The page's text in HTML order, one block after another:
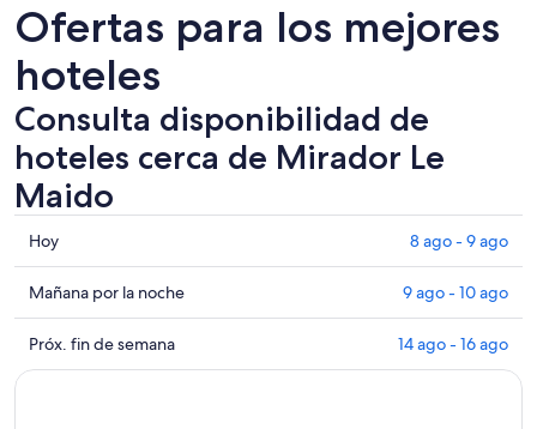
Ofertas para los mejores
hoteles
Consulta disponibilidad de
hoteles cerca de Mirador Le
Maido
Consultar
los
precios
cerca
de
Mirador
Hoy 8 ago - 9 ago
Consultar
precios
cerca
de
Mañana por la noche 9 ago - 10 ago
Consultar
precios
Próx. fin de semana 14 ago - 16 ago